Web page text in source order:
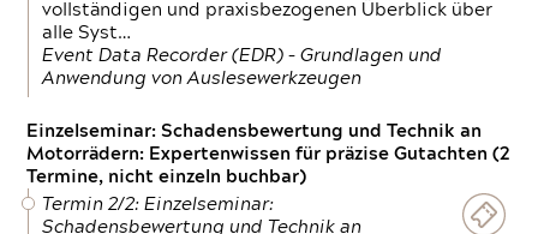
vollständigen und praxisbezogenen Überblick über
alle Syst…
Event Data Recorder (EDR) – Grundlagen und
Anwendung von Auslesewerkzeugen
Einzelseminar: Schadensbewertung und Technik an
Motorrädern: Expertenwissen für präzise Gutachten (2
Termine, nicht einzeln buchbar)
Termin 2/2: Einzelseminar:
Schadensbewertung und Technik an